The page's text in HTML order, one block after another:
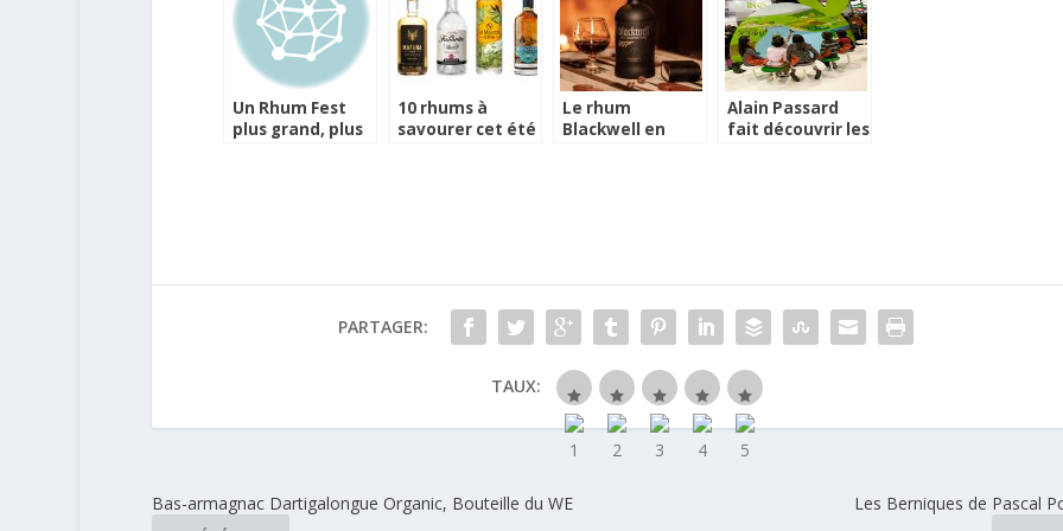
Un Rhum Fest
plus grand, plus
10 rhums à
savourer cet été
Le rhum
Blackwell en
Alain Passard
fait découvrir les
PARTAGER:
TAUX:
Bas-armagnac Dartigalongue Organic, Bouteille du WE
Les Berniques de Pascal